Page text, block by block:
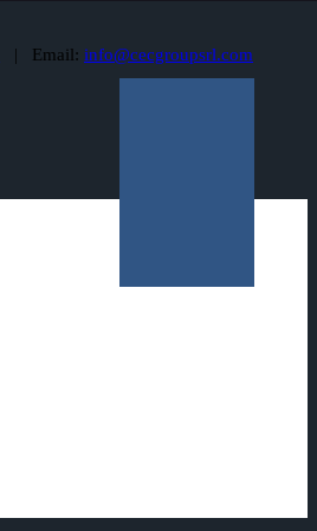
Email: info@cecgroupsrl.com